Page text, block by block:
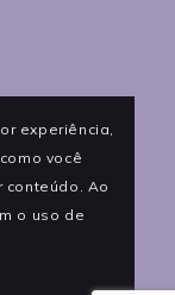
experiência,
você
Ao
o uso de